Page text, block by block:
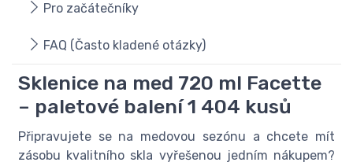
Pro začátečníky
FAQ (Často kladené otázky)
Sklenice na med 720 ml Facette
– paletové balení 1 404 kusů
Připravujete se na medovou sezónu a chcete mít
zásobu kvalitního skla vyřešenou jedním nákupem?